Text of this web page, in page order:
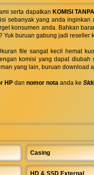
serta dapatkan KOMISI
sebanyak yang anda
konsumen anda. Bahkan
Yuk buruan gabung jadi reseller
file sangat kecil hemat
komisi yang dapat
yang lain, buruan download
HP dan nomor nota anda ke
Casing
HD & SSD External